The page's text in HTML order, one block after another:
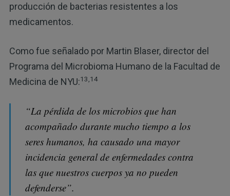
producción de bacterias resistentes a los
medicamentos.
Como fue señalado por Martin Blaser, director del
Programa del Microbioma Humano de la Facultad de
Medicina de NYU:13,14
“La pérdida de los microbios que han
acompañado durante mucho tiempo a los
seres humanos, ha causado una mayor
incidencia general de enfermedades contra
las que nuestros cuerpos ya no pueden
defenderse”.